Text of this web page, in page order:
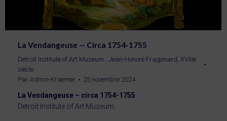
La Vendangeuse — Circa 1754-1755
Detroit Institute of Art Museum., Jean-Honoré Fragonard , XVIIIe
siècle
Par Admin-Kraemer 25 novembre 2024
La Vendangeuse – circa 1754-1755
Detroit Institute of Art Museum.